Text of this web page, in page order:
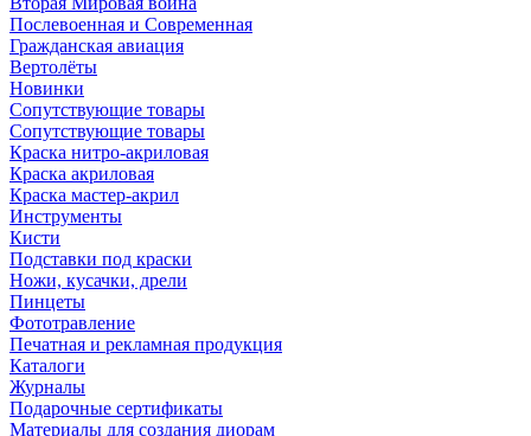
Послевоенная и Современная
Гражданская авиация
Вертолёты
Новинки
Сопутствующие товары
Сопутствующие товары
Краска нитро-акриловая
Краска акриловая
Краска мастер-акрил
Инструменты
Кисти
Подставки под краски
Ножи, кусачки, дрели
Пинцеты
Фототравление
Печатная и рекламная продукция
Каталоги
Журналы
Подарочные сертификаты
Материалы для создания диорам